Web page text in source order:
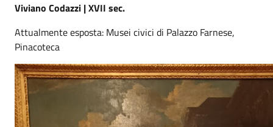
Viviano Codazzi | XVII sec.
Attualmente esposta: Musei civici di Palazzo Farnese,
Pinacoteca